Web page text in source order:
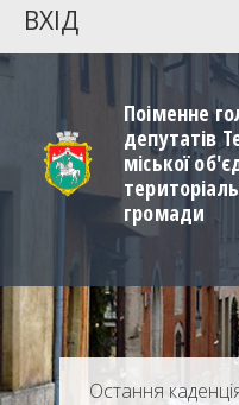
ВХІД
Поіменне
депутатів
міської
громади